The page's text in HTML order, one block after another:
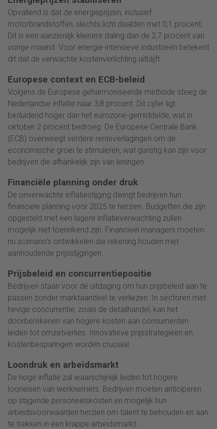
Opvallend is dat de energieprijzen, inclusief
motorbrandstoffen, slechts licht daalden met 0,1 procent.
Dit is een aanzienlijk kleinere daling dan de 2,7 procent van
vorige maand. Voor energie-intensieve industrieën betekent
dit dat de verwachte kostenverlichting uitblijft.
Europese context en ECB-beleid
Volgens de Europese geharmoniseerde methode steeg de
Nederlandse inflatie naar 3,8 procent. Dit cijfer ligt
beduidend hoger dan het eurozone-gemiddelde, wat in
oktober 2 procent bedroeg. De Europese Centrale Bank
(ECB) overweegt verdere renteverlagingen om de
economische groei te stimuleren, wat gunstig kan zijn voor
bedrijven die afhankelijk zijn van leningen.
Financiële planning onder druk
De onverwachte inflatiestijging dwingt bedrijven hun
financiële planning voor 2025 te herzien. Budgetten die zijn
opgesteld met een lagere inflatieverwachting zullen
mogelijk niet toereikend zijn. Financieel managers moeten
nu scenario’s ontwikkelen die rekening houden met
aanhoudende prijsstijgingen.
Prijsbeleid en concurrentiepositie
Bedrijven staan voor de uitdaging om hun prijsbeleid aan te
passen zonder marktaandeel te verliezen. In sectoren met
hevige concurrentie, zoals de detailhandel, kan het
doorberekenen van hogere kosten aan consumenten
leiden tot omzetverlies. Innovatieve prijsstrategieën en
kostenbesparingen worden cruciaal.
Loondruk en arbeidsmarkt
De hoge inflatie zal waarschijnlijk leiden tot hogere
looneisen van werknemers. Bedrijven moeten anticiperen
op stijgende personeelskosten en mogelijk hun
arbeidsvoorwaarden herzien om talent te behouden en aan
te trekken in een krappe arbeidsmarkt.